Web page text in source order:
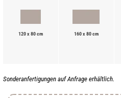
120 x 80 cm 160 x 80 cm
Sonderanfertigungen auf Anfrage erhältlich.